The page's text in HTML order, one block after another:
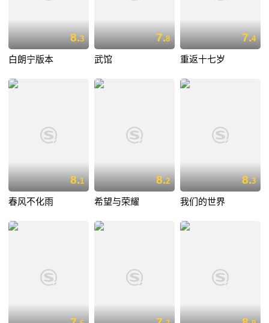
8.3
白朗宁版本
7.8
武馆
7.4
重返十七岁
8.1
春风不化雨
8.2
希望与荣耀
8.3
我们的世界